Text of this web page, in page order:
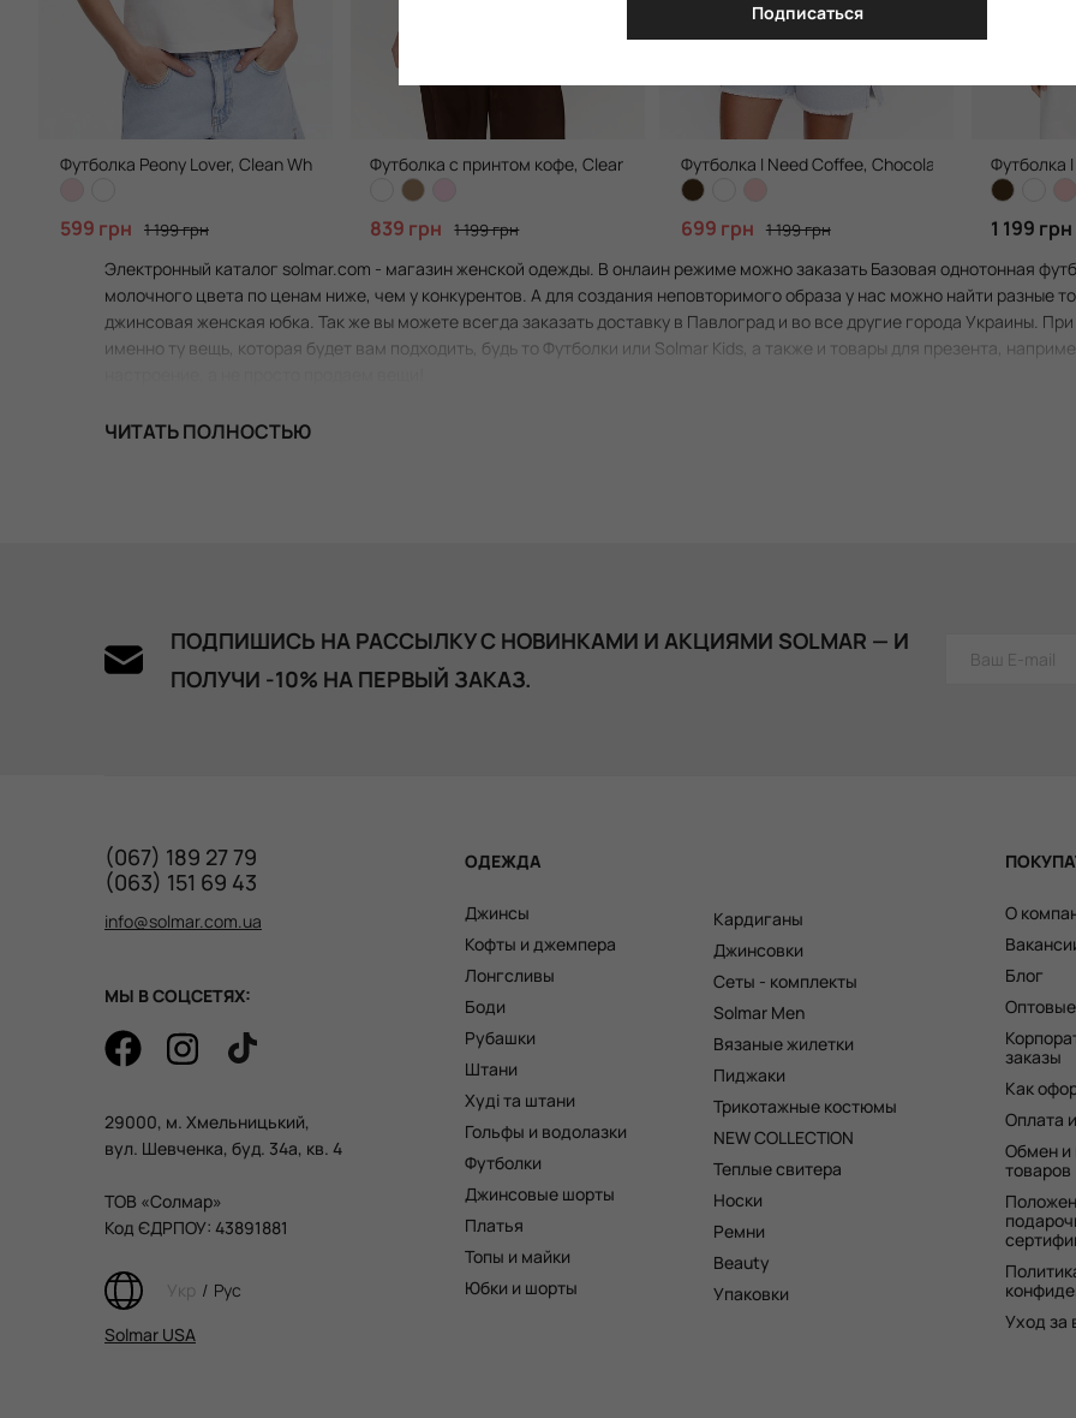
Футболка Peony Lover, Clean White
599 грн 1 199 грн
Футболка с принтом кофе, Clean White
839 грн 1 199 грн
Футболка I Need Coffee, Chocolate
699 грн 1 199 грн
Футболка I
1 199 грн
Электронный каталог solmar.com - магазин женской одежды. В онлаин режиме можно заказать Базовая однотонная
молочного цвета по ценам ниже, чем у конкурентов. А для создания неповторимого образа у нас можно найти разные
джинсовая женская юбка. Так же вы можете всегда заказать доставку в Павлоград и во все другие города Украины.
именно ту вещь, которая будет вам подходить, будь то Футболки или Solmar Kids, а также и товары для презента,
ЧИТАТЬ ПОЛНОСТЬЮ
ПОДПИШИСЬ НА РАССЫЛКУ С НОВИНКАМИ И АКЦИЯМИ SOLMAR — И
ПОЛУЧИ -10% НА ПЕРВЫЙ ЗАКАЗ.
Подписаться
(067) 189 27 79
(063) 151 69 43
info@solmar.com.ua
МЫ В СОЦСЕТЯХ:
29000, м. Хмельницький,
вул. Шевченка, буд. 34а, кв. 4
ТОВ «Солмар»
Код ЄДРПОУ: 43891881
Укр / Рус
Solmar USA
ОДЕЖДА
Джинсы
Кофты и джемпера
Лонгсливы
Боди
Рубашки
Штани
Худі та штани
Гольфы и водолазки
Футболки
Джинсовые шорты
Платья
Топы и майки
Юбки и шорты
Кардиганы
Джинсовки
Сеты - комплекты
Solmar Men
Вязаные жилетки
Пиджаки
Трикотажные костюмы
NEW COLLECTION
Теплые свитера
Носки
Ремни
Beauty
Упаковки
О
Блог
заказы
Как
Оплата
Обмен и
товаров
Уход за